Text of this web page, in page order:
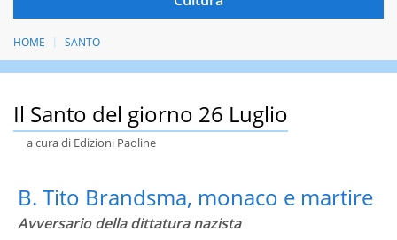
HOME SANTO
Il Santo del giorno 26 Luglio
a cura di Edizioni Paoline
B. Tito Brandsma, monaco e martire
Avversario della dittatura nazista